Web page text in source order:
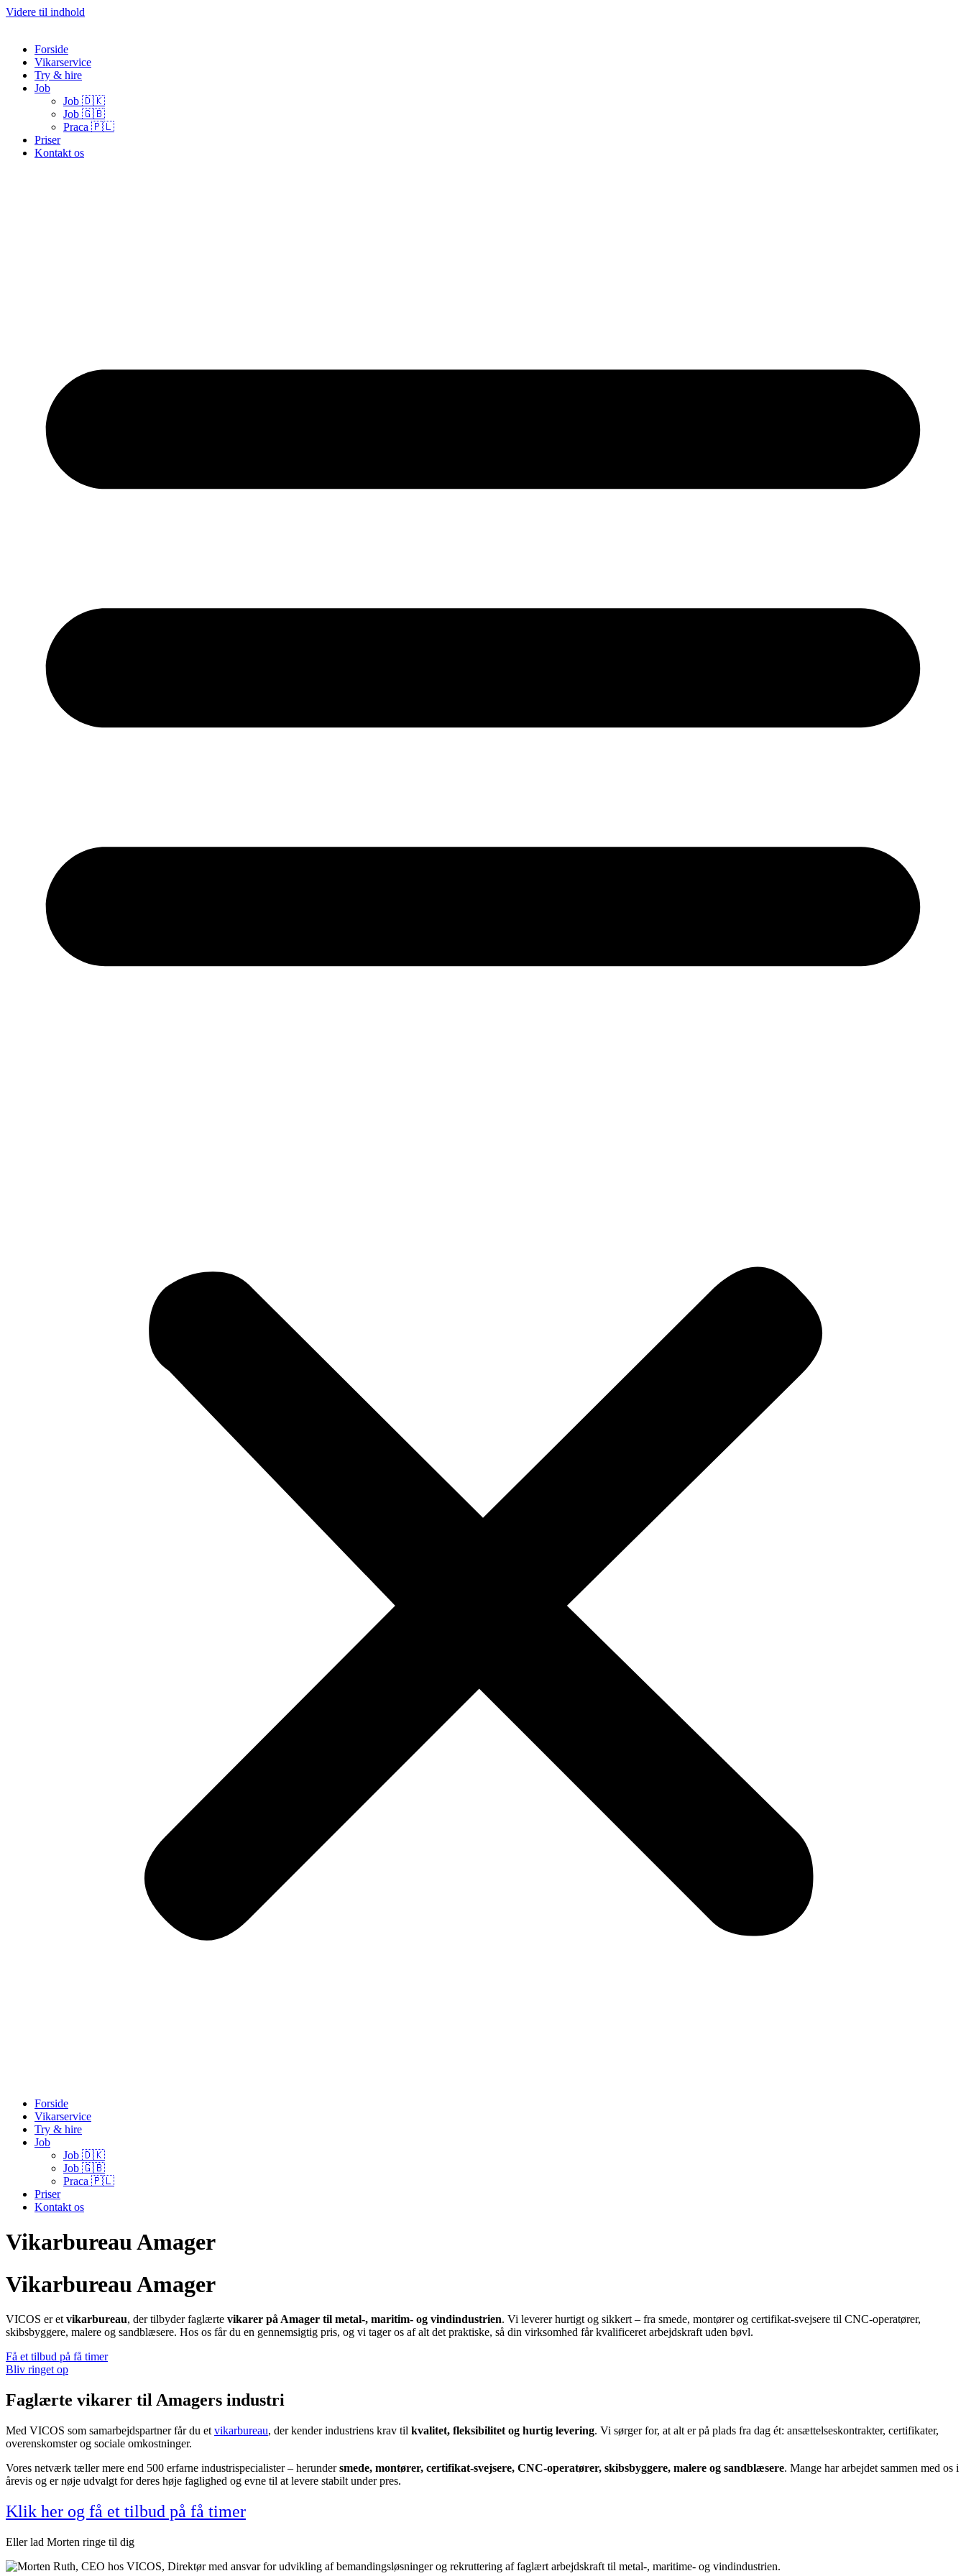
Videre til indhold
Forside
Vikarservice
Try & hire
Job
Job 🇩🇰
Job 🇬🇧
Praca 🇵🇱
Priser
Kontakt os
Forside
Vikarservice
Try & hire
Job
Job 🇩🇰
Job 🇬🇧
Praca 🇵🇱
Priser
Kontakt os
Vikarbureau Amager
Vikarbureau Amager
VICOS er et vikarbureau, der tilbyder faglærte vikarer på Amager til metal-, maritim- og vindindustrien. Vi leverer hurtigt og sikkert – fra smede, montører og certifikat-svejsere til CNC-operatører,
skibsbyggere, malere og sandblæsere. Hos os får du en gennemsigtig pris, og vi tager os af alt det praktiske, så din virksomhed får kvalificeret arbejdskraft uden bøvl.
Få et tilbud på få timer
Bliv ringet op
Faglærte vikarer til Amagers industri
Med VICOS som samarbejdspartner får du et vikarbureau, der kender industriens krav til kvalitet, fleksibilitet og hurtig levering. Vi sørger for, at alt er på plads fra dag ét: ansættelseskontrakter, certifikater,
overenskomster og sociale omkostninger.
Vores netværk tæller mere end 500 erfarne industrispecialister – herundersmede, montører, certifikat-svejsere, CNC-operatører, skibsbyggere, malere og sandblæsere. Mange har arbejdet sammen med os i
årevis og er nøje udvalgt for deres høje faglighed og evne til at levere stabilt under pres.
Klik her og få et tilbud på få timer
Eller lad Morten ringe til dig